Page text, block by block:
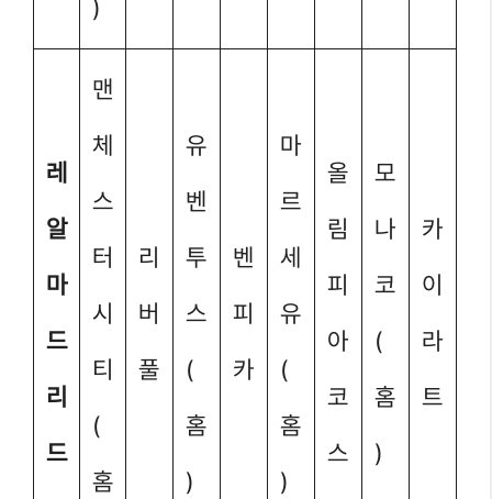
)
레
알
마
드
리
드
맨
체
스
터
시
티
(
홈
리
버
풀
유
벤
투
스
(
홈
)
벤
피
카
마
르
세
유
(
홈
)
올
림
피
아
코
스
모
나
코
(
홈
)
카
이
라
트